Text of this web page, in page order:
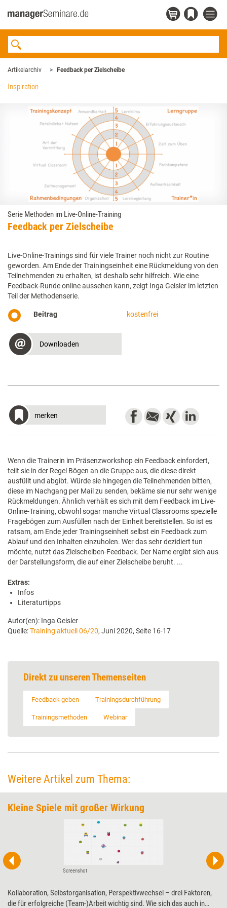
Artikelarchiv Feedback per ­Zielscheibe
Inspiration
Serie Methoden im Live-Online-Training
Feedback per ­Zielscheibe
Live-Online-Trainings sind für viele Trainer noch nicht zur Routine
geworden. Am Ende der Trainingseinheit eine Rückmeldung von den
Teilnehmenden zu erhalten, ist deshalb sehr hilfreich. Wie eine
Feedback-Runde online aussehen kann, zeigt Inga Geisler im letzten
Teil der Methodenserie.
Beitrag kostenfrei
Downloaden
merken
Wenn die Trainerin im Präsenzworkshop ein Feedback einfordert,
teilt sie in der Regel Bögen an die Gruppe aus, die diese direkt
ausfüllt und abgibt. Würde sie hingegen die Teilnehmenden bitten,
diese im Nachgang per Mail zu senden, bekäme sie nur sehr wenige
Rückmeldungen. Ähnlich verhält es sich mit dem Feedback im Live-
Online-Training, obwohl sogar manche Virtual Classrooms spezielle
Fragebögen zum Ausfüllen nach der Einheit bereitstellen. So ist es
ratsam, am Ende jeder Trainingseinheit selbst ein Feedback zum
Ablauf und den Inhalten einzuholen. Wer das sehr dezidiert tun
möchte, nutzt das Zielscheiben-Feedback. Der Name ergibt sich aus
der Darstellungsform, die auf einer Zielscheibe beruht. ...
Extras:
Infos
Literaturtipps
Autor(en): Inga Geisler
Quelle:Training aktuell 06/20, Juni 2020, Seite 16-17
Direkt zu unseren Themenseiten
Feedback geben Trainingsdurchführung
Trainingsmethoden Webinar
Weitere Artikel zum Thema:
Kleine Spiele mit großer Wirkung
Screenshot
Kollaboration, Selbstorganisation, Perspektivwechsel – drei Faktoren,
die für erfolgreiche (Team-)Arbeit wichtig sind. Wie sich das auch in